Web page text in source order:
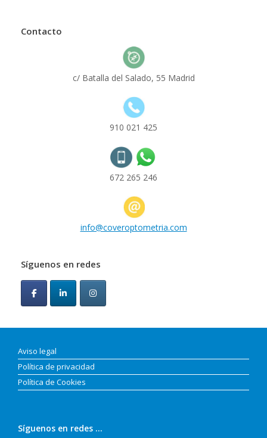
Contacto
c/ Batalla del Salado, 55 Madrid
910 021 425
672 265 246
info@coveroptometria.com
Síguenos en redes
Aviso legal
Política de privacidad
Política de Cookies
Síguenos en redes …